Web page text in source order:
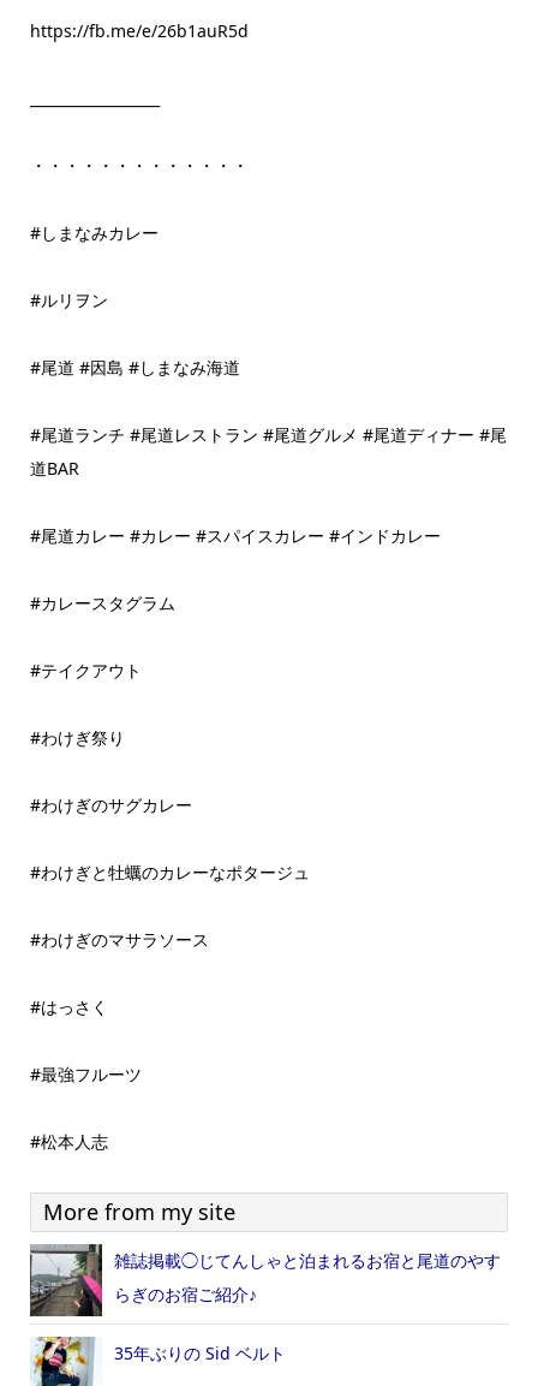
https://fb.me/e/26b1auR5d
・・・・・・・・・・・・・
#しまなみカレー
#ルリヲン
#尾道 #因島 #しまなみ海道
#尾道ランチ #尾道レストラン #尾道グルメ #尾道ディナー #尾
道BAR
#尾道カレー #カレー #スパイスカレー #インドカレー
#カレースタグラム
#テイクアウト
#わけぎ祭り
#わけぎのサグカレー
#わけぎと牡蠣のカレーなポタージュ
#わけぎのマサラソース
#はっさく
#最強フルーツ
#松本人志
More from my site
雑誌掲載◯じてんしゃと泊まれるお宿と尾道のやす
らぎのお宿ご紹介♪
35年ぶりの Sid ベルト